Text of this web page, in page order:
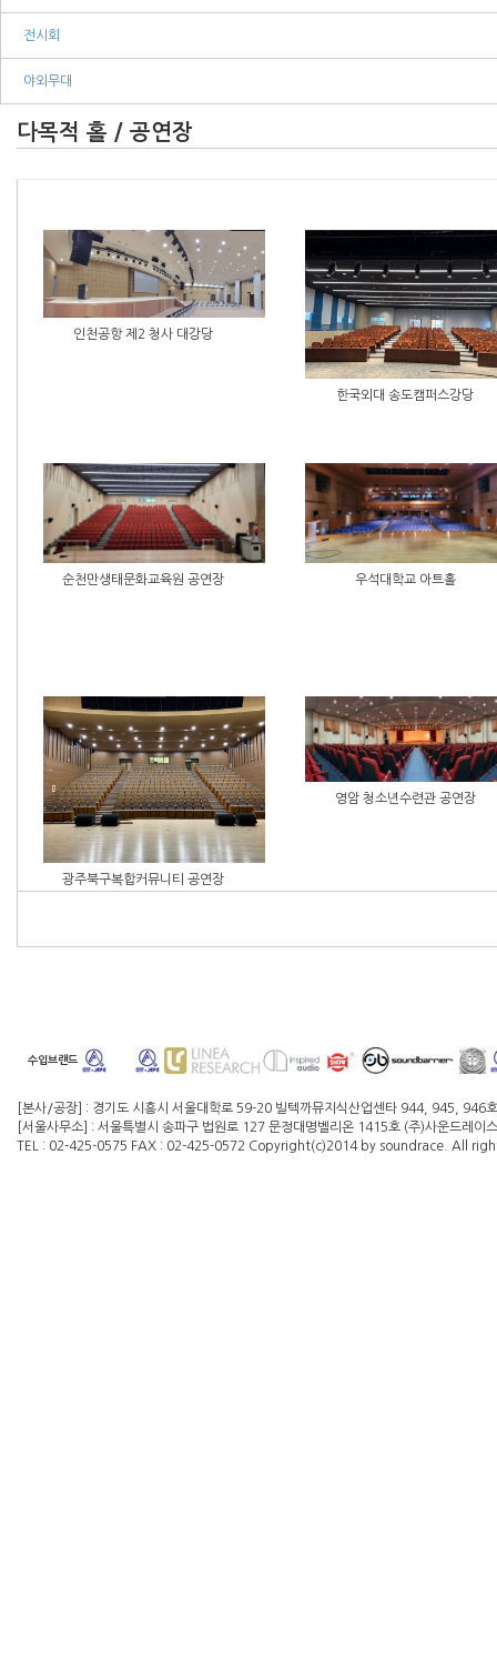
전시회
야외무대
다목적 홀 / 공연장
인천공항 제2 청사 대강당
한국외대 송도캠퍼스강당
순천만생태문화교육원 공연장 우석대학교 아트홀
광주북구복합커뮤니티 공연장
영암 청소년수련관 공연장
수입브랜드
[본사/공장] : 경기도 시흥시 서울대학로 59-20 빌텍까뮤지식산업센타 944, 945, 946호
[서울사무소] : 서울특별시 송파구 법원로 127 문정대명벨리온 1415호 (주)사운드레
TEL : 02-425-0575 FAX : 02-425-0572 Copyright(c)2014 by soundrace. All